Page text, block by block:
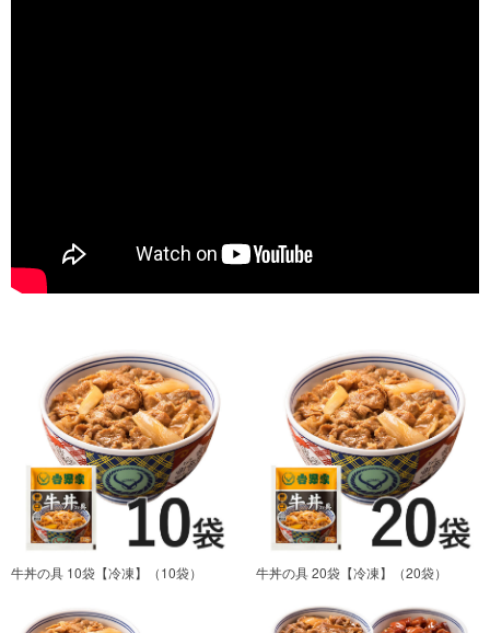
牛丼の具 10袋【冷凍】 （10袋） 牛丼の具 20袋【冷凍】 （20袋）